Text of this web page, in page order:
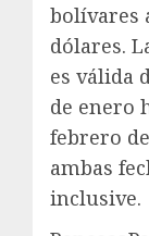
bolívares
dólares.
es válida
de enero
febrero
ambas
inclusive.